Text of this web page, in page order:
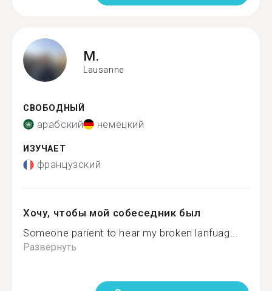
M.
Lausanne
СВОБОДНЫЙ
арабский немецкий
ИЗУЧАЕТ
французский
Хочу, чтобы мой собеседник был
Someone parient to hear my broken lanfuag...
Развернуть